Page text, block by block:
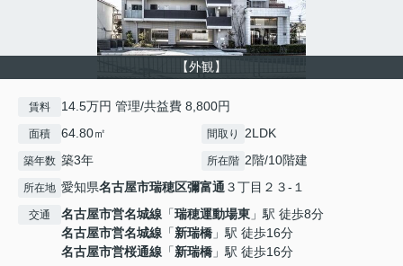
【外観】
賃料 14.5万円 管理/共益費 8,800円
面積 64.80㎡ 間取り 2LDK
築年数 築3年 所在階 2階/10階建
所在地 愛知県名古屋市瑞穂区彌富通３丁目２３-１
交通 名古屋市営名城線 「瑞穂運動場東 」駅 徒歩8分
名古屋市営名城線 「新瑞橋 」駅 徒歩16分
名古屋市営桜通線 「新瑞橋 」駅 徒歩16分